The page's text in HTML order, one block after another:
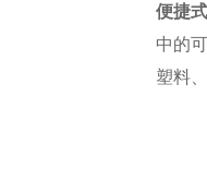
便捷
中的
塑料